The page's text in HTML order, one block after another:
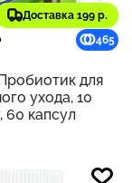
Доставка 199 р.
465
для
ухода, 10
60 капсул